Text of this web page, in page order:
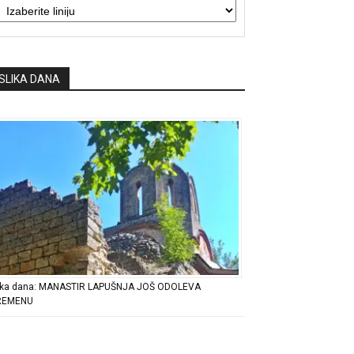
DANA
dana: MANASTIR LAPUŠNJA JOŠ ODOLEVA